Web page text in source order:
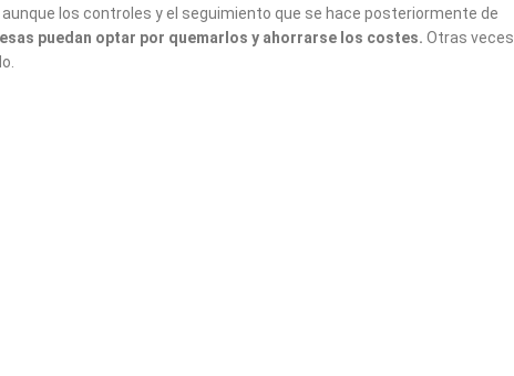
los controles y el seguimiento que se hace posteriormente de
puedan optar por quemarlos y ahorrarse los costes. Otras veces